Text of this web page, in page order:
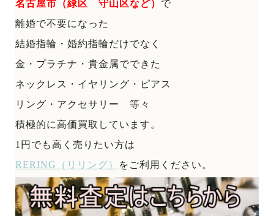
名古屋市（緑区 守山区など） で
離婚で不要になった
結婚指輪・婚約指輪だけでなく
金・プラチナ・貴金属でできた
ネックレス・イヤリング・ピアス
リング・アクセサリー 等々
積極的に高価買取しています。
1円でも高く売りたい方は
RERING（リリング）
をご利用ください。